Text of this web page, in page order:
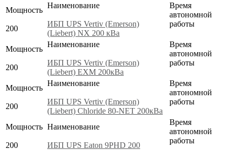
Мощность
200
Наименование
ИБП UPS Vertiv (Emerson)
(Liebert) NX 200 кВа
Время
автономной
работы
Мощность
200
Наименование
ИБП UPS Vertiv (Emerson)
(Liebert) EXM 200кВа
Время
автономной
работы
Мощность
200
Наименование
ИБП UPS Vertiv (Emerson)
(Liebert) Chloride 80-NET 200кВа
Время
автономной
работы
Мощность
200
Наименование
ИБП UPS Eaton 9PHD 200
Время
автономной
работы